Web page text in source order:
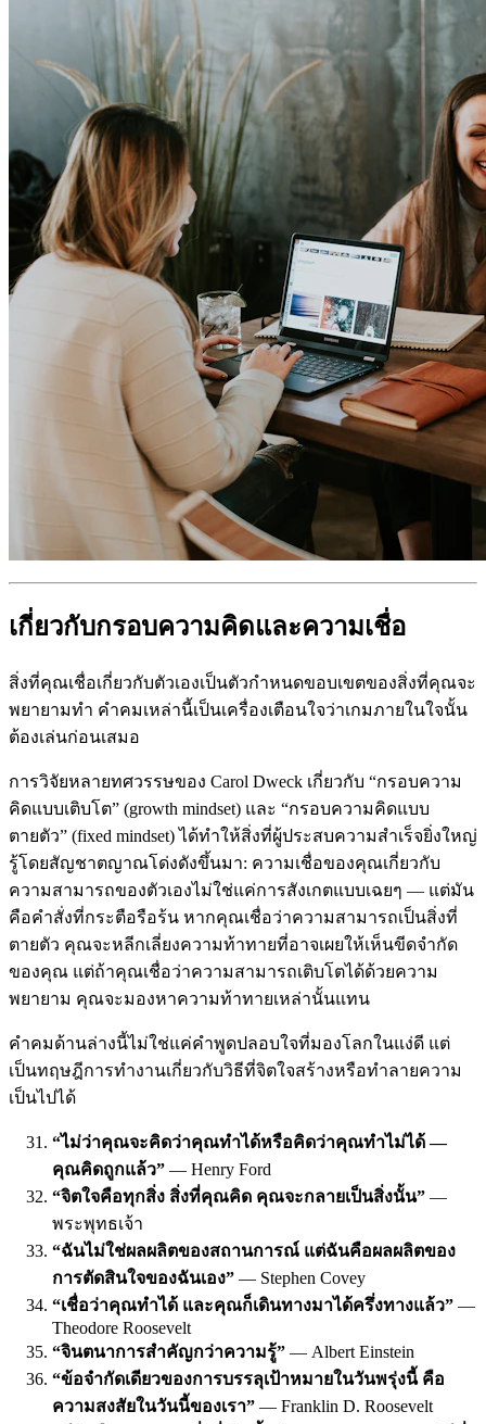
เกี่ยวกับกรอบความคิดและความเชื่อ
สิ่งที่คุณเชื่อเกี่ยวกับตัวเองเป็นตัวกำหนดขอบเขตของสิ่งที่คุณจะ
พยายามทำ คำคมเหล่านี้เป็นเครื่องเตือนใจว่าเกมภายในใจนั้น
ต้องเล่นก่อนเสมอ
การวิจัยหลายทศวรรษของ Carol Dweck เกี่ยวกับ “กรอบความ
คิดแบบเติบโต” (growth mindset) และ “กรอบความคิดแบบ
ตายตัว” (fixed mindset) ได้ทำให้สิ่งที่ผู้ประสบความสำเร็จยิ่งใหญ่
รู้โดยสัญชาตญาณโด่งดังขึ้นมา: ความเชื่อของคุณเกี่ยวกับ
ความสามารถของตัวเองไม่ใช่แค่การสังเกตแบบเฉยๆ — แต่มัน
คือคำสั่งที่กระตือรือร้น หากคุณเชื่อว่าความสามารถเป็นสิ่งที่
ตายตัว คุณจะหลีกเลี่ยงความท้าทายที่อาจเผยให้เห็นขีดจำกัด
ของคุณ แต่ถ้าคุณเชื่อว่าความสามารถเติบโตได้ด้วยความ
พยายาม คุณจะมองหาความท้าทายเหล่านั้นแทน
คำคมด้านล่างนี้ไม่ใช่แค่คำพูดปลอบใจที่มองโลกในแง่ดี แต่
เป็นทฤษฎีการทำงานเกี่ยวกับวิธีที่จิตใจสร้างหรือทำลายความ
เป็นไปได้
“ไม่ว่าคุณจะคิดว่าคุณทำได้หรือคิดว่าคุณทำไม่ได้ —
คุณคิดถูกแล้ว” — Henry Ford
“จิตใจคือทุกสิ่ง สิ่งที่คุณคิด คุณจะกลายเป็นสิ่งนั้น” —
พระพุทธเจ้า
“ฉันไม่ใช่ผลผลิตของสถานการณ์ แต่ฉันคือผลผลิตของ
การตัดสินใจของฉันเอง” — Stephen Covey
“เชื่อว่าคุณทำได้ และคุณก็เดินทางมาได้ครึ่งทางแล้ว” —
Theodore Roosevelt
“จินตนาการสำคัญกว่าความรู้” — Albert Einstein
“ข้อจำกัดเดียวของการบรรลุเป้าหมายในวันพรุ่งนี้ คือ
ความสงสัยในวันนี้ของเรา” — Franklin D. Roosevelt